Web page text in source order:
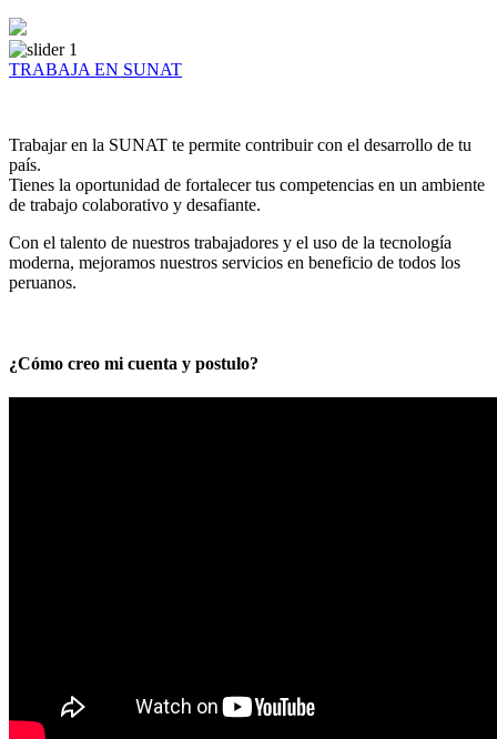
TRABAJA EN SUNAT
Trabajar en la SUNAT te permite contribuir con el desarrollo de tu
país.
Tienes la oportunidad de fortalecer tus competencias en un ambiente
de trabajo colaborativo y desafiante.
Con el talento de nuestros trabajadores y el uso de la tecnología
moderna, mejoramos nuestros servicios en beneficio de todos los
peruanos.
¿Cómo creo mi cuenta y postulo?